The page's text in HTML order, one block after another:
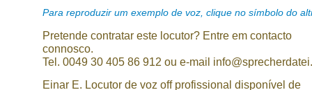
Para reproduzir um exemplo de voz, clique no símbolo do
Pretende contratar este locutor? Entre em contacto
connosco.
Tel. 0049 30 405 86 912 ou e-mail
Einar E. Locutor de voz off profissional disponível de